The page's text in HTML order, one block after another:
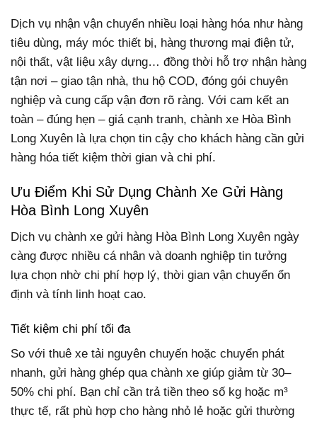
Dịch vụ nhận vận chuyển nhiều loại hàng hóa như hàng
tiêu dùng, máy móc thiết bị, hàng thương mại điện tử,
nội thất, vật liệu xây dựng… đồng thời hỗ trợ nhận hàng
tận nơi – giao tận nhà, thu hộ COD, đóng gói chuyên
nghiệp và cung cấp vận đơn rõ ràng. Với cam kết an
toàn – đúng hẹn – giá cạnh tranh, chành xe Hòa Bình
Long Xuyên là lựa chọn tin cậy cho khách hàng cần gửi
hàng hóa tiết kiệm thời gian và chi phí.
Ưu Điểm Khi Sử Dụng Chành Xe Gửi Hàng
Hòa Bình Long Xuyên
Dịch vụ chành xe gửi hàng Hòa Bình Long Xuyên ngày
càng được nhiều cá nhân và doanh nghiệp tin tưởng
lựa chọn nhờ chi phí hợp lý, thời gian vận chuyển ổn
định và tính linh hoạt cao.
Tiết kiệm chi phí tối đa
So với thuê xe tải nguyên chuyến hoặc chuyển phát
nhanh, gửi hàng ghép qua chành xe giúp giảm từ 30–
50% chi phí. Bạn chỉ cần trả tiền theo số kg hoặc m³
thực tế, rất phù hợp cho hàng nhỏ lẻ hoặc gửi thường